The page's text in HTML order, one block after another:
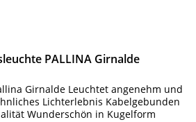
PALLINA Girnalde
Girnalde Leuchtet angenehm und
Lichterlebnis Kabelgebunden
Wunderschön in Kugelform